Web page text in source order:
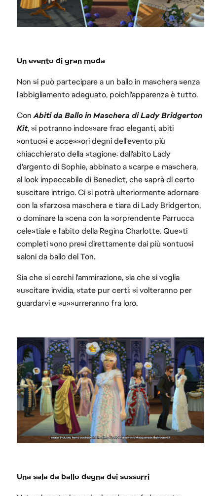
Un evento di gran moda
Non si può partecipare a un ballo in maschera senza
l'abbigliamento adeguato, poichl'apparenza è tutto.
ConAbiti da Ballo in Maschera di Lady Bridgerton
Kit, si potranno indossare frac eleganti, abiti
sontuosi e accessori degni dell'evento più
chiacchierato della stagione: dall'abito Lady
d'argento di Sophie, abbinato a scarpe e maschera,
al look impeccabile di Benedict, che saprà di certo
suscitare intrigo. Ci si potrà ulteriormente adornare
con la sfarzosa maschera e tiara di Lady Bridgerton,
o dominare la scena con la sorprendente Parrucca
celestiale e l'abito della Regina Charlotte. Questi
completi sono presi direttamente dai più sontuosi
saloni da ballo del Ton.
Sia che si cerchi l'ammirazione, sia che si voglia
suscitare invidia, state pur certi: si volteranno per
guardarvi e sussurreranno fra loro.
Una sala da ballo degna dei sussurri